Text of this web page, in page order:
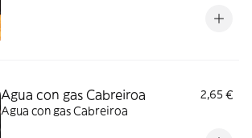
Agua con gas Cabreiroa
2,65 €
Agua con gas Cabreiroa